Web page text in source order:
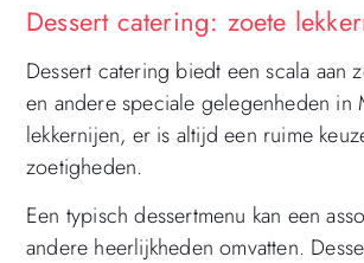
Dessert catering: zoete
Dessert catering biedt een scala
en andere speciale gelegenheden
lekkernijen, er is altijd een ruime
zoetigheden.
Een typisch dessertmenu kan een
andere heerlijkheden omvatten.